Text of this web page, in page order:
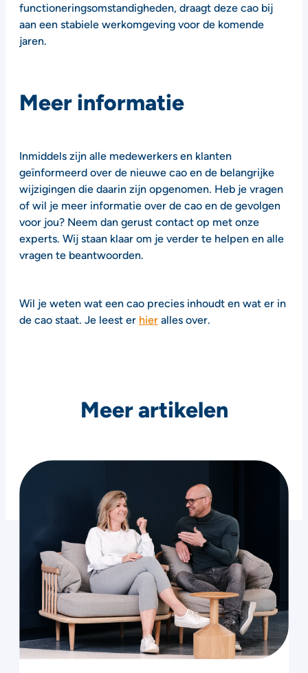
functioneringsomstandigheden, draagt deze cao bij
aan een stabiele werkomgeving voor de komende
jaren.
Meer informatie
Inmiddels zijn alle medewerkers en klanten
geïnformeerd over de nieuwe cao en de belangrijke
wijzigingen die daarin zijn opgenomen. Heb je vragen
of wil je meer informatie over de cao en de gevolgen
voor jou? Neem dan gerust contact op met onze
experts. Wij staan klaar om je verder te helpen en alle
vragen te beantwoorden.
Wil je weten wat een cao precies inhoudt en wat er in
de cao staat. Je leest er hier alles over.
Meer artikelen